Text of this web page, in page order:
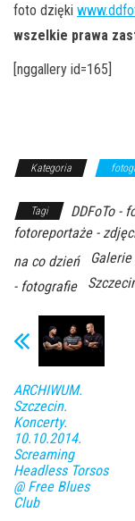
foto dzięki
wszelkie prawa
[nggallery id=165]
Kategoria
Tagi DDFoTo -
fotoreportaże -
na co dzień
- fotografie
ARCHIWUM.
Szczecin.
Koncerty.
10.10.2014.
Screaming
Headless Torsos
@ Free Blues
Club